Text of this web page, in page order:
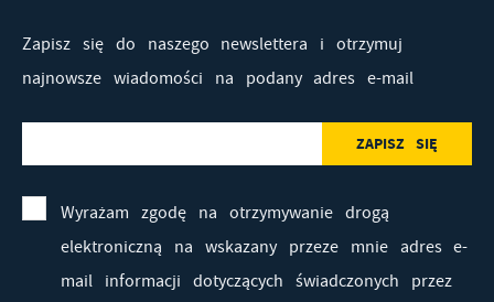
Zapisz się do naszego newslettera i otrzymuj
najnowsze wiadomości na podany adres e-mail
Wyrażam zgodę na otrzymywanie drogą
elektroniczną na wskazany przeze mnie adres e-
mail informacji dotyczących świadczonych przez